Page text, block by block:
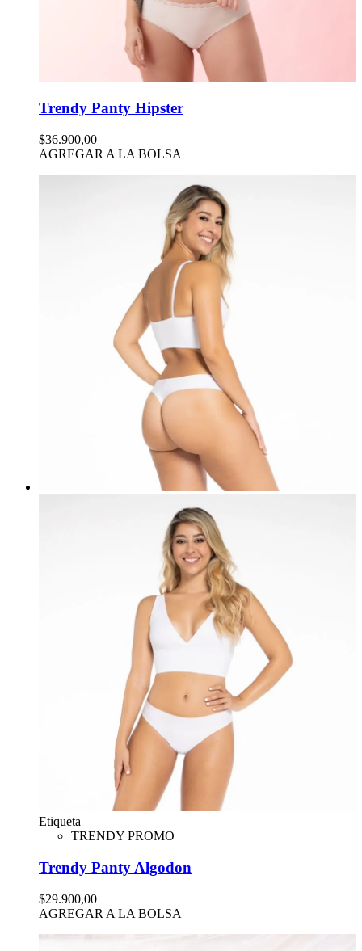
Trendy Panty Hipster
$36.900,00
AGREGAR A LA BOLSA
Etiqueta
TRENDY PROMO
Trendy Panty Algodon
$29.900,00
AGREGAR A LA BOLSA